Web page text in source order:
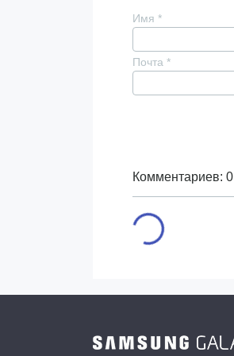
Имя *
Почта *
Комментариев: 0